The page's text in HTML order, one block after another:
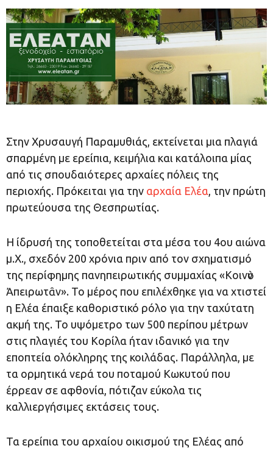
Στην Χρυσαυγή Παραμυθιάς, εκτείνεται μια πλαγιά
σπαρμένη με ερείπια, κειμήλια και κατάλοιπα μίας
από τις σπουδαιότερες αρχαίες πόλεις της
περιοχής. Πρόκειται για την αρχαία Ελέα, την πρώτη
πρωτεύουσα της Θεσπρωτίας.
Η ίδρυσή της τοποθετείται στα μέσα του 4ου αιώνα
μ.Χ., σχεδόν 200 χρόνια πριν από τον σχηματισμό
της περίφημης πανηπειρωτικής συμμαχίας «Κοινὸν
Ἀπειρωτᾶν». Το μέρος που επιλέχθηκε για να χτιστεί
η Ελέα έπαιξε καθοριστικό ρόλο για την ταχύτατη
ακμή της. Το υψόμετρο των 500 περίπου μέτρων
στις πλαγιές του Κορίλα ήταν ιδανικό για την
εποπτεία ολόκληρης της κοιλάδας. Παράλληλα, με
τα ορμητικά νερά του ποταμού Κωκυτού που
έρρεαν σε αφθονία, πότιζαν εύκολα τις
καλλιεργήσιμες εκτάσεις τους.
Τα ερείπια του αρχαίου οικισμού της Ελέας από